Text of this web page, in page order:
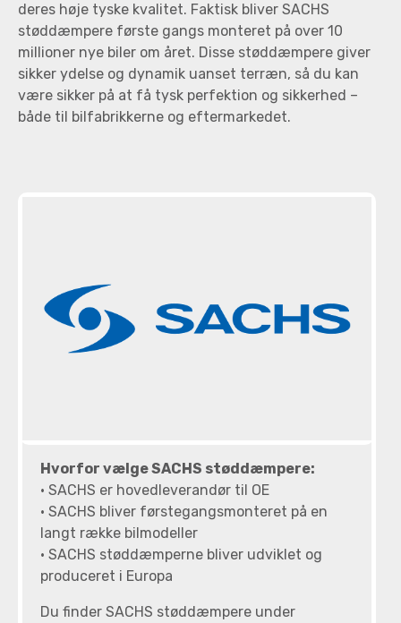
deres høje tyske kvalitet. Faktisk bliver SACHS
støddæmpere første gangs monteret på over 10
millioner nye biler om året. Disse støddæmpere giver
sikker ydelse og dynamik uanset terræn, så du kan
være sikker på at få tysk perfektion og sikkerhed –
både til bilfabrikkerne og eftermarkedet.
Hvorfor vælge SACHS støddæmpere:
• SACHS er hovedleverandør til OE
• SACHS bliver førstegangsmonteret på en
langt række bilmodeller
• SACHS støddæmperne bliver udviklet og
produceret i Europa
Du finder SACHS støddæmpere under